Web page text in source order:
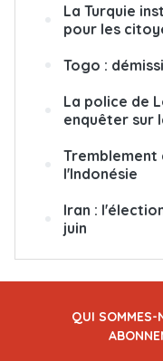
La Turquie
pour les
Togo :
La police de
enquêter sur
Tremblement
l'Indonésie
Iran :
juin
QUI SOMMES-